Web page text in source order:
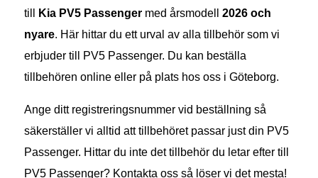
till
Kia PV5 Passengermed årsmodell 2026 och
nyare. Här hittar du ett urval av alla tillbehör som vi
erbjuder till PV5 Passenger. Du kan beställa
tillbehören online eller på plats hos oss i Göteborg.
Ange ditt registreringsnummer vid beställning så
säkerställer vi alltid att tillbehöret passar just din PV5
Passenger. Hittar du inte det tillbehör du letar efter till
PV5 Passenger? Kontakta oss så löser vi det mesta!